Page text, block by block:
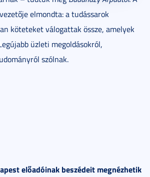
elmondta: a tudássarok
köteteket válogattak össze, amelyek
üzleti megoldásokról,
szólnak.
előadóinak beszédeit megnézhetik